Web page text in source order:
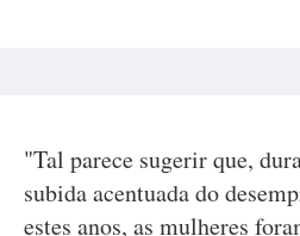
"Tal parece sugerir que,
subida acentuada do
estes anos, as mulheres